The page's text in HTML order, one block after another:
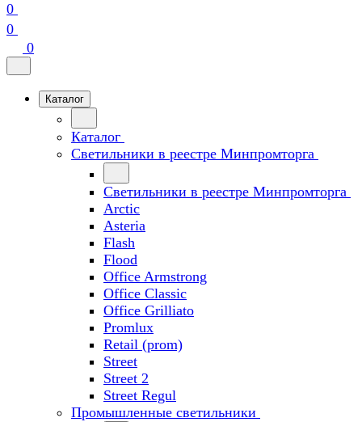
0
0
0
Каталог
Каталог
Светильники в реестре Минпромторга
Светильники в реестре Минпромторга
Arctic
Asteria
Flash
Flood
Office Armstrong
Office Classic
Office Grilliato
Promlux
Retail (prom)
Street
Street 2
Street Regul
Промышленные светильники